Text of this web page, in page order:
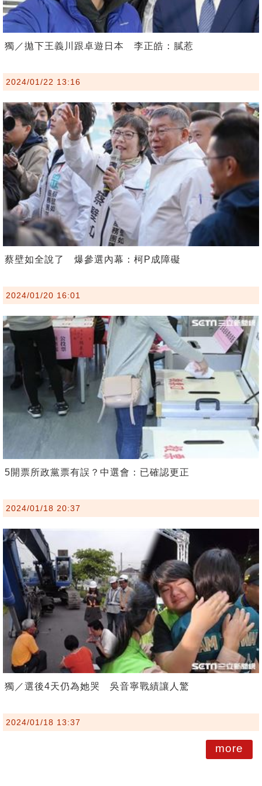
獨／拋下王義川跟卓遊日本 李正皓：膩惹
2024/01/22 13:16
蔡壁如全說了 爆參選內幕：柯P成障礙
2024/01/20 16:01
5開票所政黨票有誤？中選會：已確認更正
2024/01/18 20:37
獨／選後4天仍為她哭 吳音寧戰績讓人驚
2024/01/18 13:37
more